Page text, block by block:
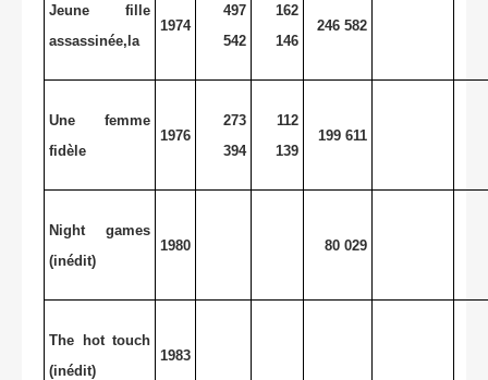
Jeune fille
assassinée,la
1974
497
542
162
146
246 582
Une femme
fidèle
1976
273
394
112
139
199 611
Night games
(inédit)
1980 80 029
The hot touch
(inédit)
1983